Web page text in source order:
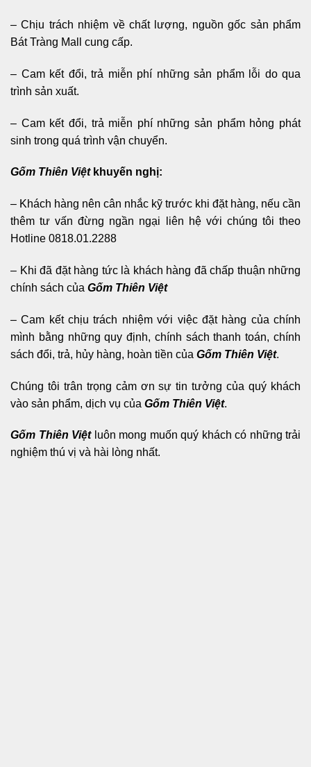
– Chịu trách nhiệm về chất lượng, nguồn gốc sản phẩm
Bát Tràng Mall cung cấp.
– Cam kết đổi, trả miễn phí những sản phẩm lỗi do qua
trình sản xuất.
– Cam kết đổi, trả miễn phí những sản phẩm hỏng phát
sinh trong quá trình vận chuyển.
Gốm Thiên Việtkhuyến nghị:
– Khách hàng nên cân nhắc kỹ trước khi đặt hàng, nếu cần
thêm tư vấn đừng ngần ngại liên hệ với chúng tôi theo
Hotline 0818.01.2288
– Khi đã đặt hàng tức là khách hàng đã chấp thuận những
chính sách của Gốm Thiên Việt
– Cam kết chịu trách nhiệm với việc đặt hàng của chính
mình bằng những quy định, chính sách thanh toán, chính
sách đổi, trả, hủy hàng, hoàn tiền của Gốm Thiên Việt.
Chúng tôi trân trọng cảm ơn sự tin tưởng của quý khách
vào sản phẩm, dịch vụ của Gốm Thiên Việt.
Gốm Thiên Việtluôn mong muốn quý khách có những trải
nghiệm thú vị và hài lòng nhất.